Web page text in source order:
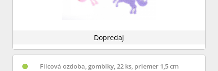
Dopredaj
Filcová ozdoba, gombíky, 22 ks, priemer 1,5 cm